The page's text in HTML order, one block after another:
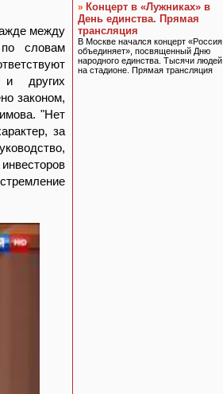
между
словам
других
законом,
"Нет
за
» Концерт в «Лужниках» в
День единства. Прямая
трансляция
В Москве начался концерт «Россия
объединяет», посвященный Дню
народного единства. Тысячи людей
на стадионе. Прямая трансляция